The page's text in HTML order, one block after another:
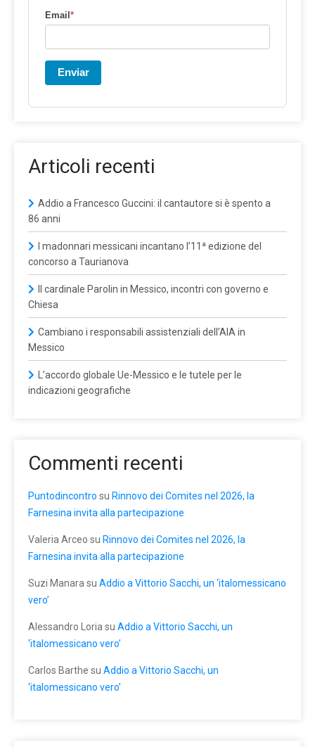
Email*
Enviar
Articoli recenti
Addio a Francesco Guccini: il cantautore si è spento a
86 anni
I madonnari messicani incantano l’11ª edizione del
concorso a Taurianova
Il cardinale Parolin in Messico, incontri con governo e
Chiesa
Cambiano i responsabili assistenziali dell’AIA in
Messico
L’accordo globale Ue-Messico e le tutele per le
indicazioni geografiche
Commenti recenti
Puntodincontro su Rinnovo dei Comites nel 2026, la
Farnesina invita alla partecipazione
Valeria Arceo su Rinnovo dei Comites nel 2026, la
Farnesina invita alla partecipazione
Suzi Manara su Addio a Vittorio Sacchi, un ‘italomessicano
vero’
Alessandro Loria su Addio a Vittorio Sacchi, un
‘italomessicano vero’
Carlos Barthe su Addio a Vittorio Sacchi, un
‘italomessicano vero’